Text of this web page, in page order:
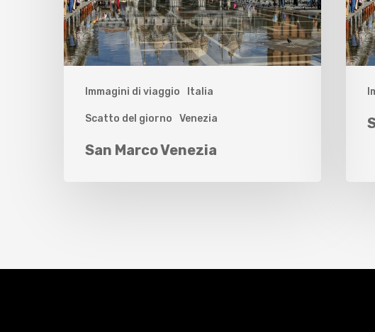
Immagini di viaggio Italia
Scatto del giorno Venezia
San Marco Venezia